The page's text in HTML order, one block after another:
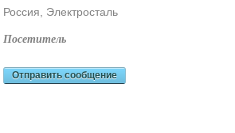
Россия, Электросталь
посетитель
Отправить сообщение